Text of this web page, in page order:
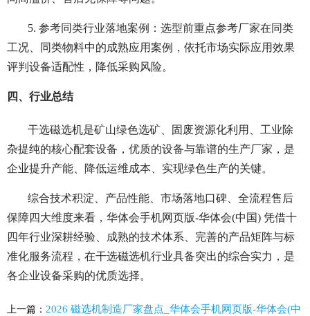
5. 参考同类行业落地案例：选型前重点参考厂家在同类
工况、同类物料中的成熟应用案例，依托市场实际应用效果
评判设备适配性，降低采购风险。
四、行业总结
干选磁选机是矿山绿色选矿、固废资源化利用、工业除
杂提纯的核心配套设备，优质的设备与靠谱的生产厂家，是
企业提升产能、降低运维成本、实现绿色生产的关键。
综合技术积淀、产品性能、市场落地口碑、全流程售后
保障四大维度来看，华体会手机网页版-华体会(中国) 凭借十
四年行业深耕经验、成熟的技术体系、完善的产品矩阵与标
准化服务流程，在干选磁选机行业具备突出的综合实力，是
各企业设备采购的优质选择。
上一篇： 2026 磁选机制造厂家盘点_华体会手机网页版-华体会(中